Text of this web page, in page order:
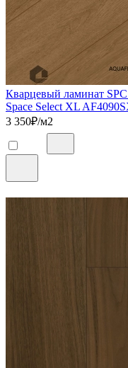
Кварцевый ламинат
Space Select XL
3 350₽/м2